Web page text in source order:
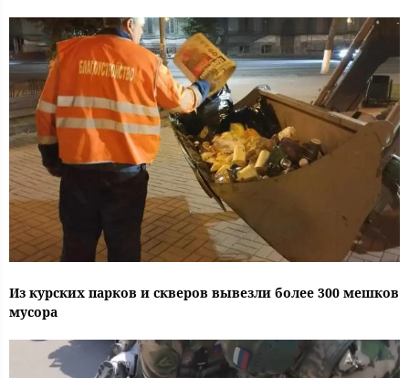
Из курских парков и скверов вывезли более 300 мешков
мусора